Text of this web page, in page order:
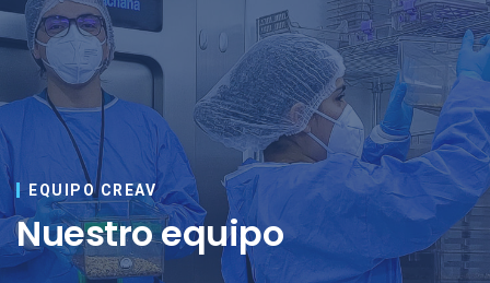
EQUIPO CREAV
Nuestro equipo